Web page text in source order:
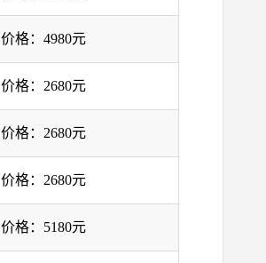
价格：4980元
价格：2680元
价格：2680元
价格：2680元
价格：5180元